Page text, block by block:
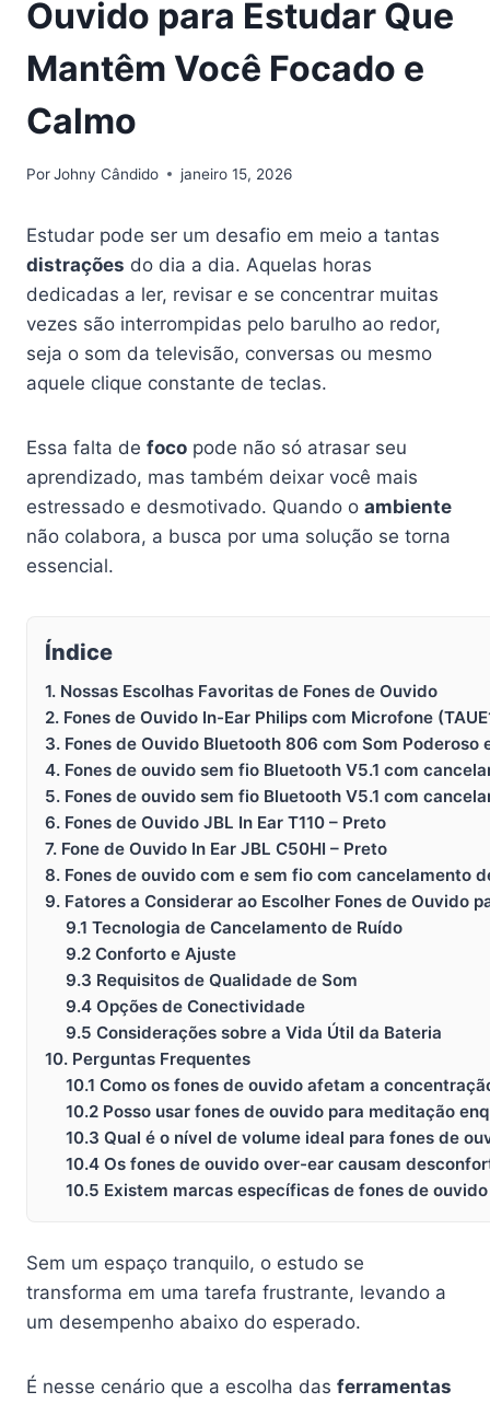
Ouvido para Estudar Que
Mantêm Você Focado e
Calmo
PorJohny Cândido janeiro 15, 2026
Estudar pode ser um desafio em meio a tantas
distrações do dia a dia. Aquelas horas
dedicadas a ler, revisar e se concentrar muitas
vezes são interrompidas pelo barulho ao redor,
seja o som da televisão, conversas ou mesmo
aquele clique constante de teclas.
Essa falta de foco pode não só atrasar seu
aprendizado, mas também deixar você mais
estressado e desmotivado. Quando o ambiente
não colabora, a busca por uma solução se torna
essencial.
Índice
1. Nossas Escolhas Favoritas de Fones de Ouvido
2. Fones de Ouvido In-Ear Philips com Microfone
3. Fones de Ouvido Bluetooth 806 com Som Poderoso
4. Fones de ouvido sem fio Bluetooth V5.1 com
5. Fones de ouvido sem fio Bluetooth V5.1 com
6. Fones de Ouvido JBL In Ear T110 – Preto
7. Fone de Ouvido In Ear JBL C50HI – Preto
8. Fones de ouvido com e sem fio com cancelamento
9. Fatores a Considerar ao Escolher Fones de Ouvido
9.1 Tecnologia de Cancelamento de Ruído
9.2 Conforto e Ajuste
9.3 Requisitos de Qualidade de Som
9.4 Opções de Conectividade
9.5 Considerações sobre a Vida Útil da Bateria
10. Perguntas Frequentes
10.1 Como os fones de ouvido afetam a
10.2 Posso usar fones de ouvido para meditação
10.3 Qual é o nível de volume ideal para fones de
10.4 Os fones de ouvido over-ear causam
10.5 Existem marcas específicas de fones de
Sem um espaço tranquilo, o estudo se
transforma em uma tarefa frustrante, levando a
um desempenho abaixo do esperado.
É nesse cenário que a escolha das ferramentas